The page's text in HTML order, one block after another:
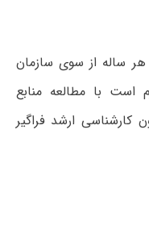
هر ساله از سوی سازمان
است با مطالعه منابع
کارشناسی ارشد فراگیر